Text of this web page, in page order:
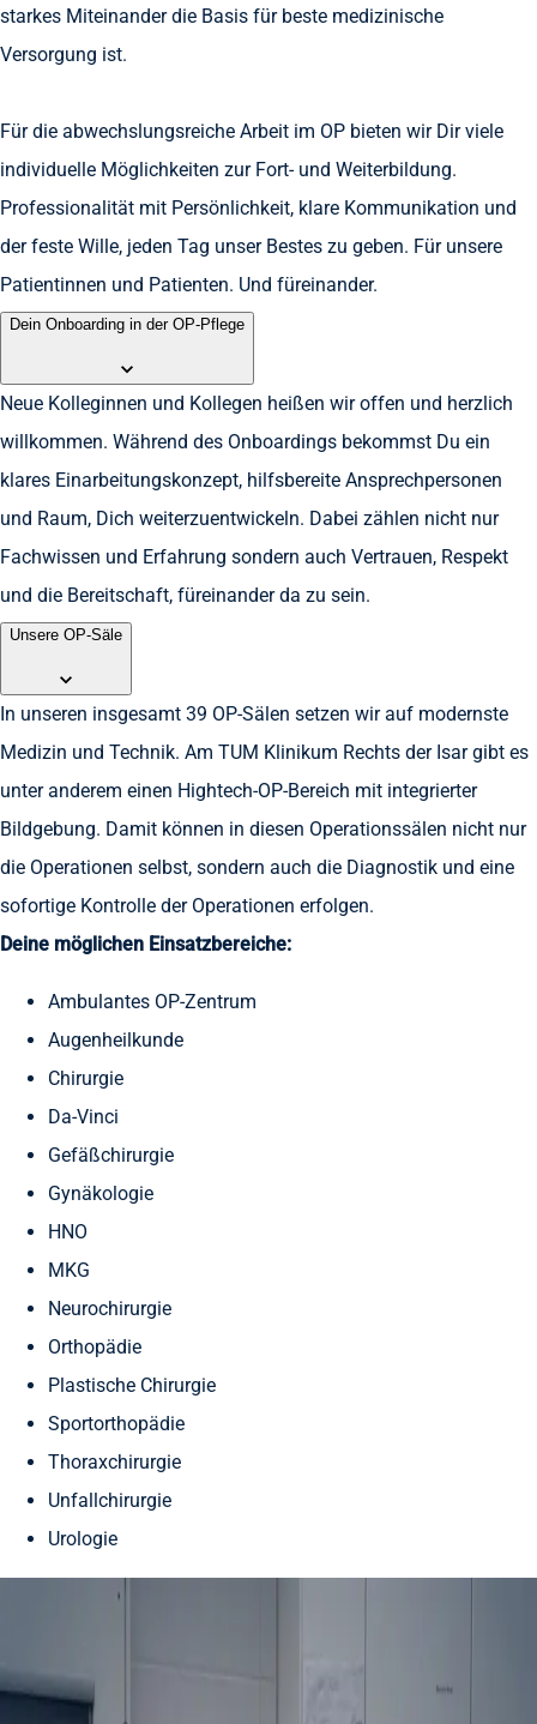
starkes Miteinander die Basis für beste medizinische
Versorgung ist.
Für die abwechslungsreiche Arbeit im OP bieten wir Dir viele
individuelle Möglichkeiten zur Fort- und Weiterbildung.
Professionalität mit Persönlichkeit, klare Kommunikation und
der feste Wille, jeden Tag unser Bestes zu geben. Für unsere
Patientinnen und Patienten. Und füreinander.
Dein Onboarding in der OP-Pflege
Neue Kolleginnen und Kollegen heißen wir offen und herzlich
willkommen. Während des Onboardings bekommst Du ein
klares Einarbeitungskonzept, hilfsbereite Ansprechpersonen
und Raum, Dich weiterzuentwickeln. Dabei zählen nicht nur
Fachwissen und Erfahrung sondern auch Vertrauen, Respekt
und die Bereitschaft, füreinander da zu sein.
Unsere OP-Säle
In unseren insgesamt 39 OP-Sälen setzen wir auf modernste
Medizin und Technik. Am TUM Klinikum Rechts der Isar gibt es
unter anderem einen Hightech-OP-Bereich mit integrierter
Bildgebung. Damit können in diesen Operationssälen nicht nur
die Operationen selbst, sondern auch die Diagnostik und eine
sofortige Kontrolle der Operationen erfolgen.
Deine möglichen Einsatzbereiche:
Ambulantes OP-Zentrum
Augenheilkunde
Chirurgie
Da-Vinci
Gefäßchirurgie
Gynäkologie
HNO
MKG
Neurochirurgie
Orthopädie
Plastische Chirurgie
Sportorthopädie
Thoraxchirurgie
Unfallchirurgie
Urologie